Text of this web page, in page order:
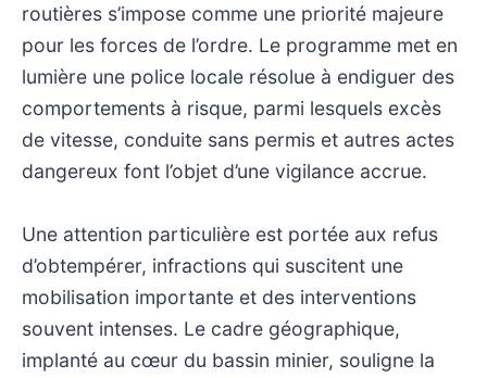
routières s’impose comme une priorité majeure
pour les forces de l’ordre. Le programme met en
lumière une police locale résolue à endiguer des
comportements à risque, parmi lesquels excès
de vitesse, conduite sans permis et autres actes
dangereux font l’objet d’une vigilance accrue.
Une attention particulière est portée aux refus
d’obtempérer, infractions qui suscitent une
mobilisation importante et des interventions
souvent intenses. Le cadre géographique,
implanté au cœur du bassin minier, souligne la